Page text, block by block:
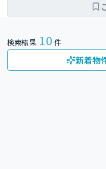
検索結果 10 件
新着物